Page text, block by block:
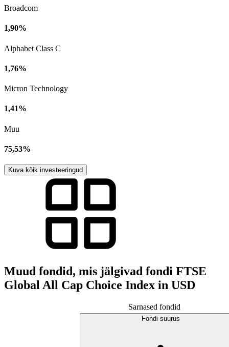
Broadcom
1,90%
Alphabet Class C
1,76%
Micron Technology
1,41%
Muu
75,53%
Kuva kõik investeeringud
Muud fondid, mis jälgivad fondi FTSE
Global All Cap Choice Index in USD
Sarnased fondid
Fondi suurus